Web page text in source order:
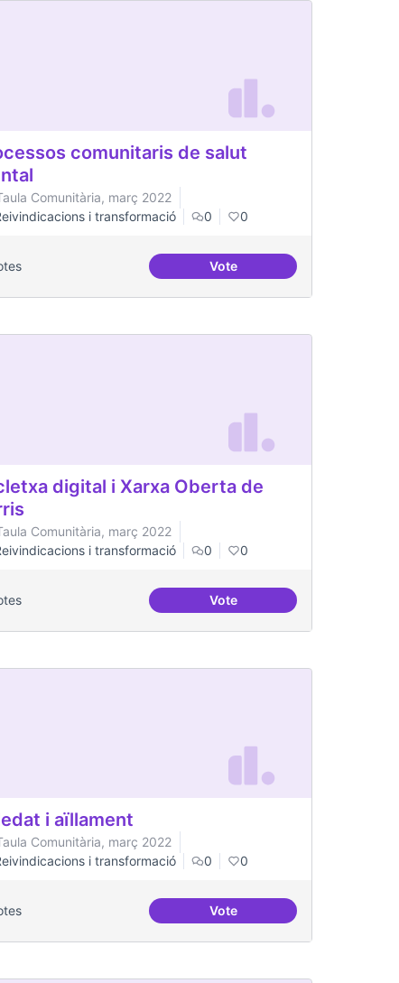
comunitaris de salut
Comunitària, març 2022
i transformació
0 0
VoteProcessos comunitaris de
per a col·lectius
digital i Xarxa Oberta de
Comunitària, març 2022
i transformació
0 0
VoteEscletxa digital i Xarxa
i aïllament
Comunitària, març 2022
i transformació
0 0
VoteSoledat i aïllament